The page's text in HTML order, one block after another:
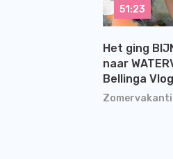
Het ging
naar
Bellinga
51:23